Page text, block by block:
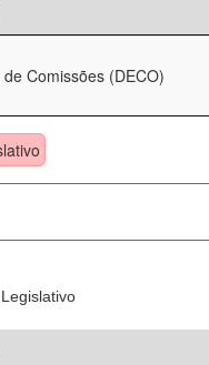
Comissões (DECO)